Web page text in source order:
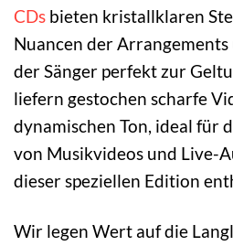
CDs bieten kristallklaren
Nuancen der
der Sänger perfekt zur
liefern gestochen scharfe
dynamischen Ton, ideal für
von Musikvideos und Live-
dieser speziellen Edition
Wir legen Wert auf die